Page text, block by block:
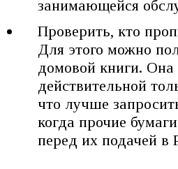
занимающейся
Проверить, кто
Для этого можно
домовой книги. Она
действительной
что лучше
когда прочие
перед их подачей в